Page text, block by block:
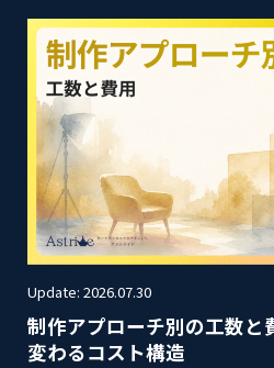
Update: 2026.07.30
制作アプローチ別の工数と
変わるコスト構造